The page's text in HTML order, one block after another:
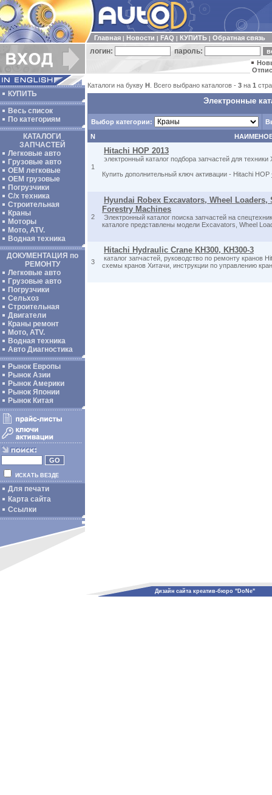
Главная Новости FAQ КУПИТЬ Обратная связь
логин: пароль:
КУПИТЬ
Весь список
По категориям
КАТАЛОГИ
ЗАПЧАСТЕЙ
Легковые авто
Грузовые авто
ОЕМ легковые
OEM грузовые
Погрузчики
С/х техника
Строительная
Краны
Моторы
Мото, ATV.
Водная техника
ДОКУМЕНТАЦИЯ по
РЕМОНТУ
Легковые авто
Грузовые авто
Погрузчики
Сельхоз
Строительная
Двигатели
Краны ремонт
Мото, ATV.
Водная техника
Авто Диагностика
Рынок Европы
Рынок Азии
Рынок Америки
Рынок Японии
Рынок Китая
ИСКАТЬ ВЕЗДЕ
Для печати
Карта сайта
Ссылки
Каталоги на букву H . Всего выбрано каталогов - 3 на 1
Электронные
Выбор категории:
N
1
Hitachi HOP 2013
электронный каталог подбора запчастей для техники
Купить дополнительный ключ активации - Hitachi HOP
2
Hyundai Robex Excavators, Wheel
Forestry Machines
Электронный каталог поиска запчастей на
каталоге представлены модели Excavators, Wheel
3
Hitachi Hydraulic Crane KH300, KH300-3
каталог запчастей, руководство по ремонту кранов
схемы кранов Хитачи, инструкции по управлению
Дизайн сайта креатив-бюро "DoNe"